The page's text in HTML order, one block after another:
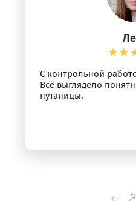
С контрольной
Всё выглядело
путаницы.